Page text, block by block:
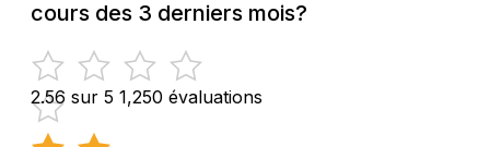
cours des 3 derniers mois?
2.56 sur 5 1,250 évaluations